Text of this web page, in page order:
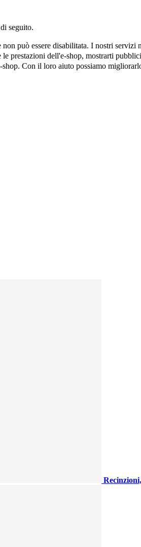
seguito.
non può essere disabilitata. I nostri
prestazioni dell'e-shop, mostrarti
Con il loro aiuto possiamo